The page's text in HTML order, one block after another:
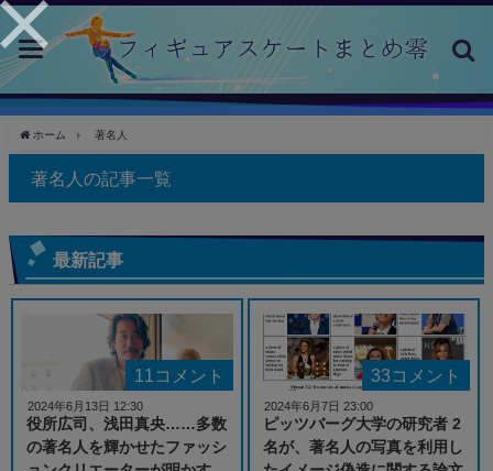
toggle
navigation
ホーム 著名人
著名人の記事一覧
最新記事
11コメント
役所広司、浅田真央……多数
の著名人を輝かせたファッシ
2024年6月13日 12:30
33コメント
ピッツバーグ大学の研究者 2
名が、著名人の写真を利用し
2024年6月7日 23:00